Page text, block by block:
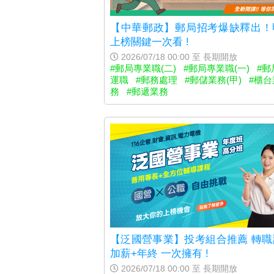
【中華郵政】郵局招考爆缺釋出
上榜關鍵一次看 !
2026/07/18 00:00 至 長期開放
#郵局專業職(二) #郵局專業職(一)
#郵
運職
#郵務處理 #郵儲業務(甲)
#櫃台
務
#郵遞業務
【泛國營事業】投考組合推薦 轉
加薪+年終 一次擁有 !
2026/07/18 00:00 至 長期開放